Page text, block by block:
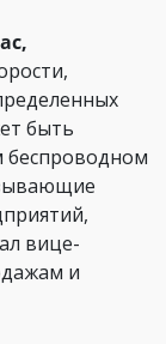
быть
беспроводном
вице-
и